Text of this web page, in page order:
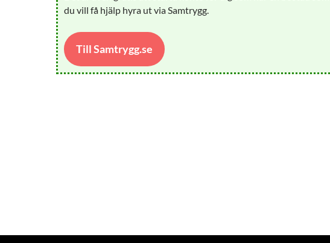
du vill få hjälp hyra ut via Samtrygg.
Till Samtrygg.se